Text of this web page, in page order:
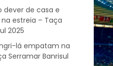
dever de casa e
estreia – Taça
2025
lá empatam na
Serramar Banrisul